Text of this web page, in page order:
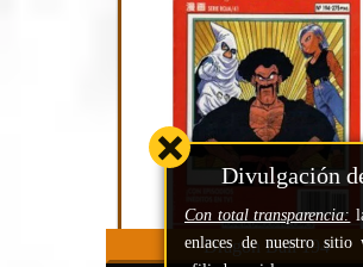
Divulgación
Con total transparencia:
enlaces de nuestro sitio
Dragon Ball 194